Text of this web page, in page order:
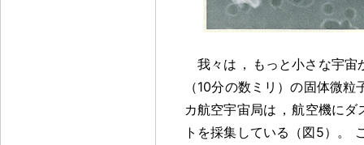
我々は ， もっと小さな宇
（10分の数ミリ）の固体微粒
カ航空宇宙局は ， 航空機にダ
トを採集している（図5） 。